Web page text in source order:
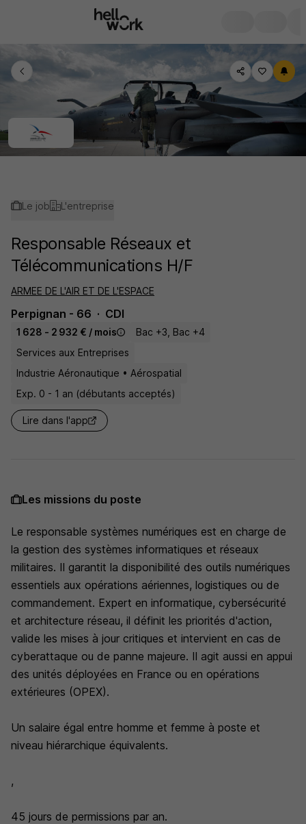
Le job L'entreprise
Responsable Réseaux et
Télécommunications H/F
ARMEE DE L'AIR ET DE L'ESPACE
Perpignan - 66 CDI
1 628 - 2 932 € / mois
Bac +3, Bac +4
Services aux Entreprises
Industrie Aéronautique • Aérospatial
Exp. 0 - 1 an (débutants acceptés)
Lire dans l'app
Les missions du poste
Le responsable systèmes numériques est en charge de
la gestion des systèmes informatiques et réseaux
militaires. Il garantit la disponibilité des outils numériques
essentiels aux opérations aériennes, logistiques ou de
commandement. Expert en informatique, cybersécurité
et architecture réseau, il définit les priorités d'action,
valide les mises à jour critiques et intervient en cas de
cyberattaque ou de panne majeure. Il agit aussi en appui
des unités déployées en France ou en opérations
extérieures (OPEX).
Un salaire égal entre homme et femme à poste et
niveau hiérarchique équivalents.
,
45 jours de permissions par an.